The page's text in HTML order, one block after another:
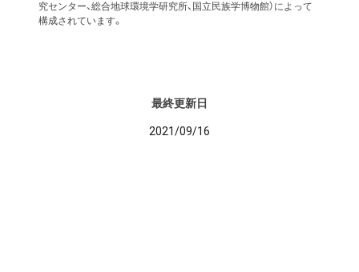
究センター、総合地球環境学研究所、国立民族学博物館）によって
構成されています。
最終更新日
2021/09/16